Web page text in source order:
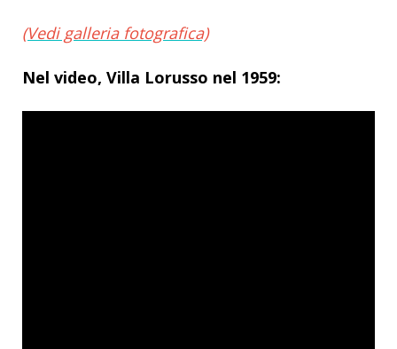
(Vedi galleria fotografica)
Nel video, Villa Lorusso nel 1959: